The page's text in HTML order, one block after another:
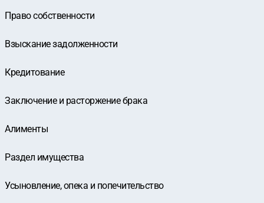
Право собственности
Взыскание задолженности
Кредитование
Заключение и расторжение брака
Алименты
Раздел имущества
Усыновление, опека и попечительство